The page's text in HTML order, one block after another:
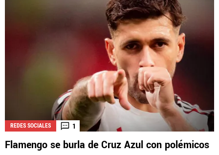
REDES SOCIALES 1
Flamengo se burla de Cruz Azul con polémicos